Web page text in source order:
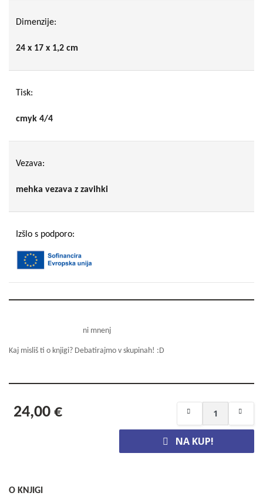
Dimenzije:
24 x 17 x 1,2 cm
Tisk:
cmyk 4/4
Vezava:
mehka vezava z zavihki
Izšlo s podporo:
ni mnenj
Kaj misliš ti o knjigi? Debatirajmo v skupinah! :D
24,00 €
NA KUP!
O KNJIGI